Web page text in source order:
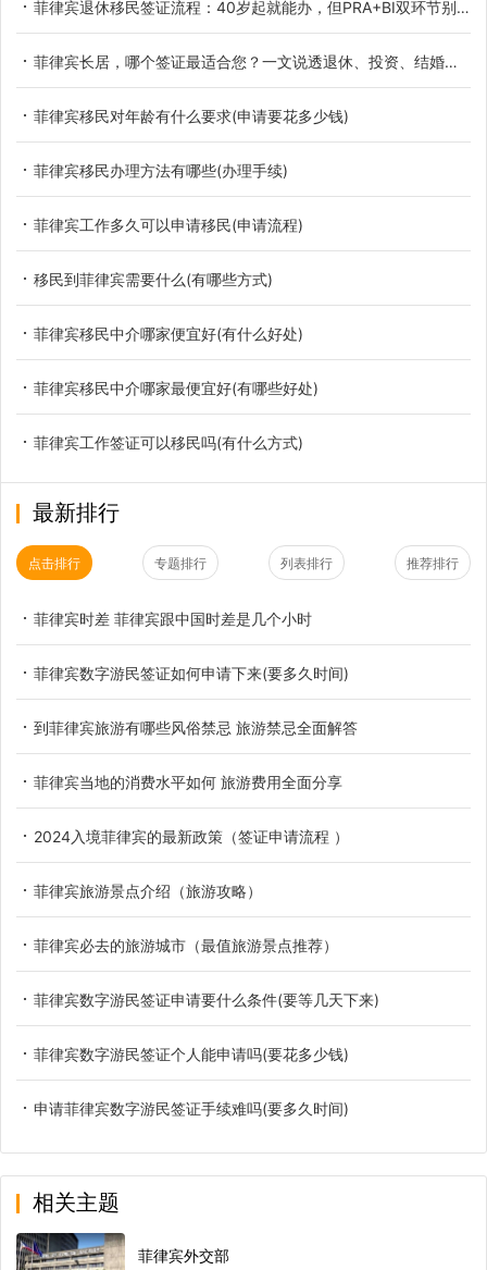
菲律宾退休移民签证流程：40岁起就能办，但PRA+BI双环节别走错
菲律宾长居，哪个签证最适合您？一文说透退休、投资、结婚三大黄金路径！
菲律宾移民对年龄有什么要求(申请要花多少钱)
菲律宾移民办理方法有哪些(办理手续)
菲律宾工作多久可以申请移民(申请流程)
移民到菲律宾需要什么(有哪些方式)
菲律宾移民中介哪家便宜好(有什么好处)
菲律宾移民中介哪家最便宜好(有哪些好处)
菲律宾工作签证可以移民吗(有什么方式)
最新排行
点击排行 专题排行 列表排行 推荐排行
菲律宾时差 菲律宾跟中国时差是几个小时
菲律宾数字游民签证如何申请下来(要多久时间)
到菲律宾旅游有哪些风俗禁忌 旅游禁忌全面解答
菲律宾当地的消费水平如何 旅游费用全面分享
2024入境菲律宾的最新政策（签证申请流程 ）
菲律宾旅游景点介绍（旅游攻略）
菲律宾必去的旅游城市（最值旅游景点推荐）
菲律宾数字游民签证申请要什么条件(要等几天下来)
菲律宾数字游民签证个人能申请吗(要花多少钱)
申请菲律宾数字游民签证手续难吗(要多久时间)
相关主题
菲律宾外交部